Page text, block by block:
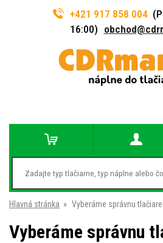
+421 917 858 004
16:00)
Hlavná stránka » Vyberáme správnu
Vyberáme správnu